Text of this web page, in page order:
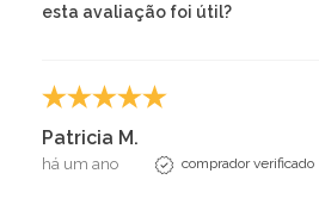
esta avaliação foi útil?
Patricia M.
há um ano comprador verificado